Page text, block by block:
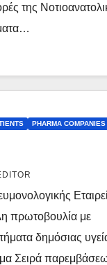
της
PHARMA COMPANIES
πρωτοβουλία με
δημόσιας
Σειρά